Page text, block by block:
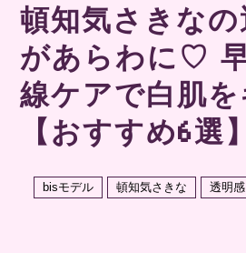
頓知気さきな
があらわに♡
線ケアで白肌
【おすすめ6選】
bisモデル 頓知気さきな 透明感